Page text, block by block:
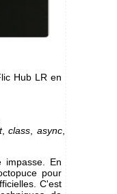
Hub LR en
,class ,async
impasse. En
pour
C'est